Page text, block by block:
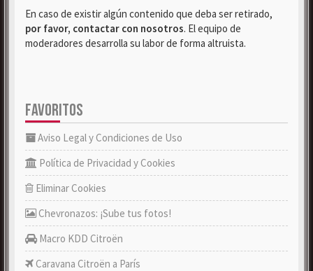
En caso de existir algún contenido que deba ser retirado,
por favor, contactar con nosotros. El equipo de
moderadores desarrolla su labor de forma altruista.
FAVORITOS
Aviso Legal y Condiciones de Uso
Política de Privacidad y Cookies
Eliminar Cookies
Chevronazos: ¡Sube tus fotos!
Macro KDD Citroën
Caravana Citroën a París